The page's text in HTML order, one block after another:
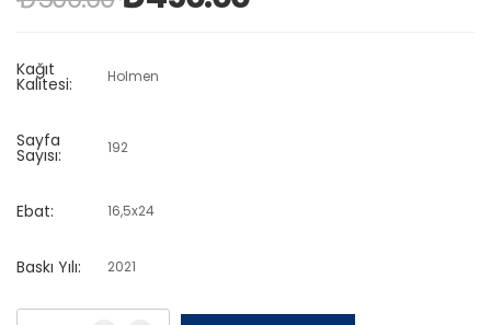
Kağıt
Kalitesi: Holmen
Sayfa
Sayısı: 192
Ebat: 16,5x24
Baskı Yılı: 2021